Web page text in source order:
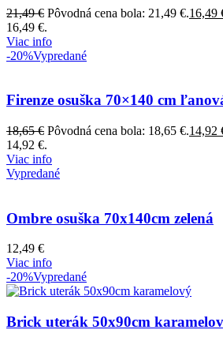
21,49€ Pôvodná cena bola: 21,49 €.16,49
16,49 €.
Viac info
-20%Vypredané
Firenze osuška 70×140 cm
18,65€ Pôvodná cena bola: 18,65 €.14,92
14,92 €.
Viac info
Vypredané
Ombre osuška 70x140cm zelená
12,49 €
Viac info
-20%Vypredané
Brick uterák 50x90cm